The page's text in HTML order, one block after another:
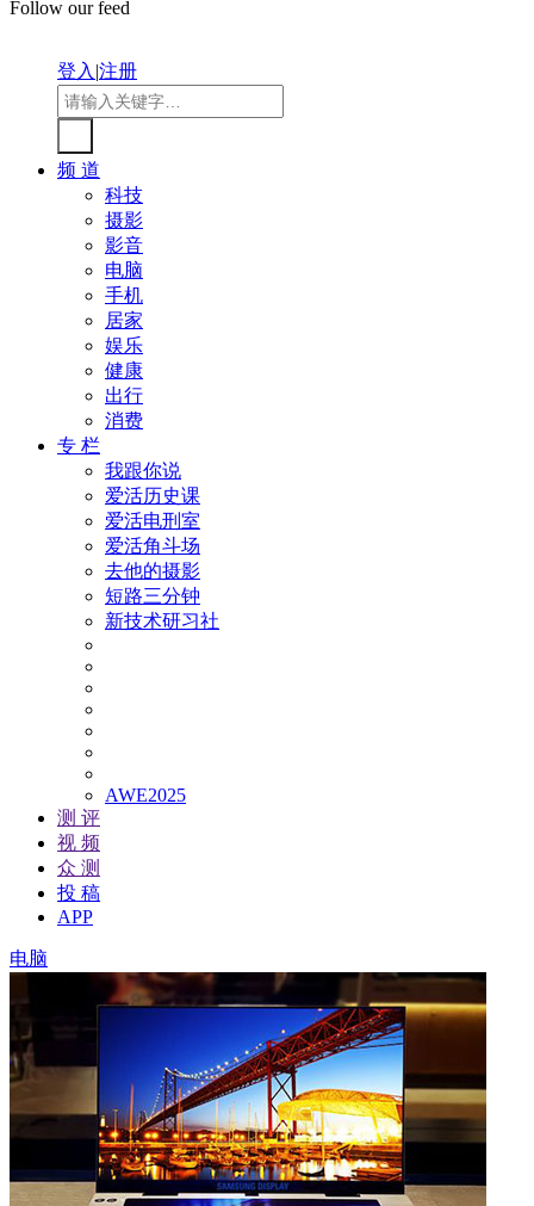
Follow our feed
登入|注册
频 道
科技
摄影
影音
电脑
手机
居家
娱乐
健康
出行
消费
专 栏
我跟你说
爱活历史课
爱活电刑室
爱活角斗场
去他的摄影
短路三分钟
新技术研习社
AWE2025
测 评
视 频
众 测
投 稿
APP
电脑